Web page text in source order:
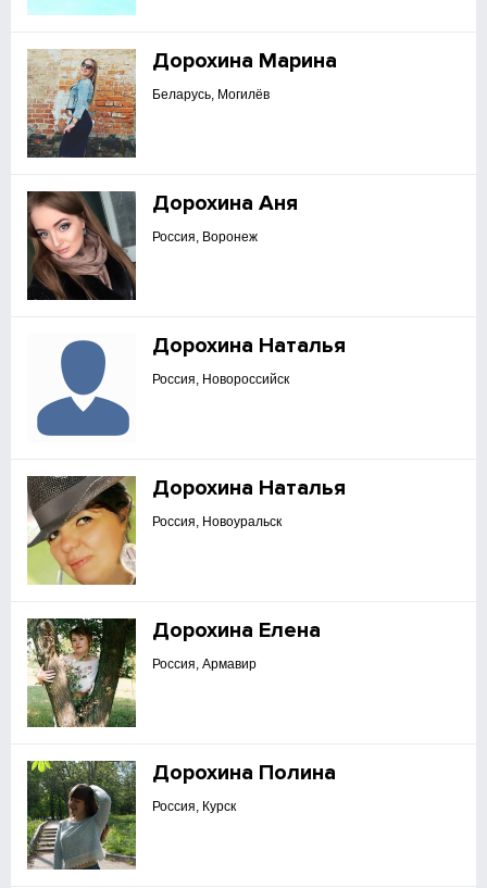
Дорохина Марина
Беларусь, Могилёв
Дорохина Аня
Россия, Воронеж
Дорохина Наталья
Россия, Новороссийск
Дорохина Наталья
Россия, Новоуральск
Дорохина Елена
Россия, Армавир
Дорохина Полина
Россия, Курск